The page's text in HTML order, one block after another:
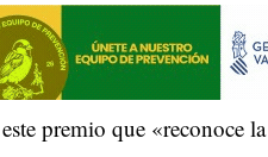
premio que «reconoce